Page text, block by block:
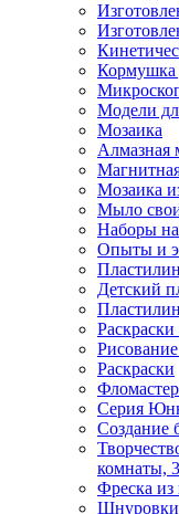
Кормушка
Модели
Мозаика
Алмазная
Мозаика
Мыло
Наборы
Опыты и
Пластилин
Детский
Раскраски
Серия
Создание
комнаты,
Фреска из
Шнуровки